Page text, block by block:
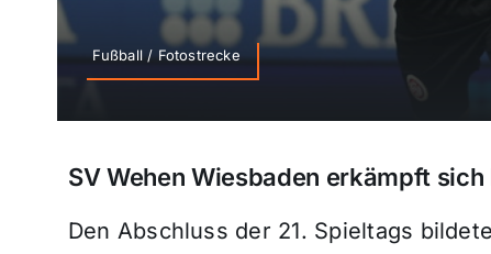
Fußball / Fotostrecke
SV Wehen Wiesbaden erkämpft
Den Abschluss der 21. Spieltags